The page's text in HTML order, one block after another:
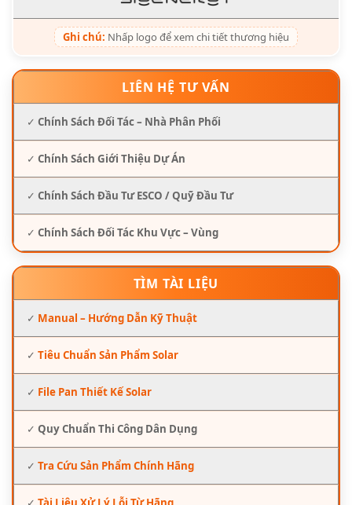
Ghi chú: Nhấp logo để xem chi tiết thương hiệu
LIÊN HỆ TƯ VẤN
✓ Chính Sách Đối Tác – Nhà Phân Phối
✓ Chính Sách Giới Thiệu Dự Án
✓ Chính Sách Đầu Tư ESCO / Quỹ Đầu Tư
✓ Chính Sách Đối Tác Khu Vực – Vùng
TÌM TÀI LIỆU
✓ Manual – Hướng Dẫn Kỹ Thuật
✓ Tiêu Chuẩn Sản Phẩm Solar
✓ File Pan Thiết Kế Solar
✓ Quy Chuẩn Thi Công Dân Dụng
✓ Tra Cứu Sản Phẩm Chính Hãng